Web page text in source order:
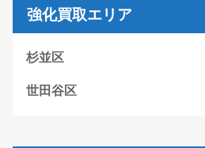
強化買取エリア
杉並区
世田谷区